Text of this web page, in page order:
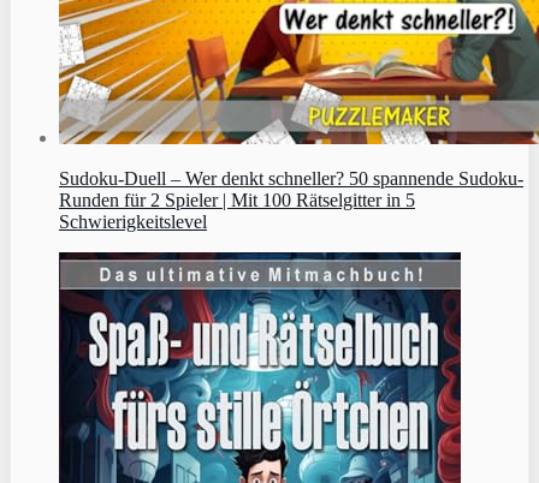
Sudoku‑Duell – Wer denkt schneller? 50 spannende Sudoku-
Runden für 2 Spieler | Mit 100 Rätselgitter in 5
Schwierigkeitslevel